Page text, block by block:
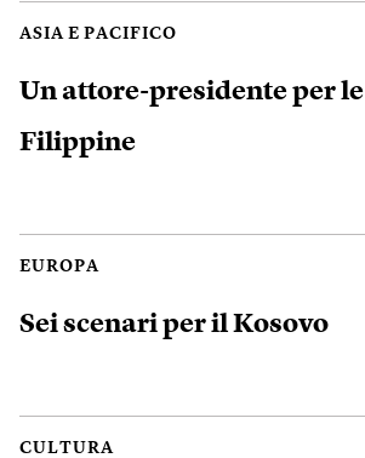
ASIA E PACIFICO
Un attore-presidente per le
Filippine
EUROPA
Sei scenari per il Kosovo
CULTURA